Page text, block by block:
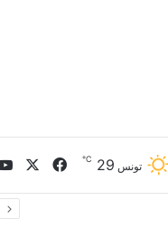
تونس 29
℃ فيسبوك